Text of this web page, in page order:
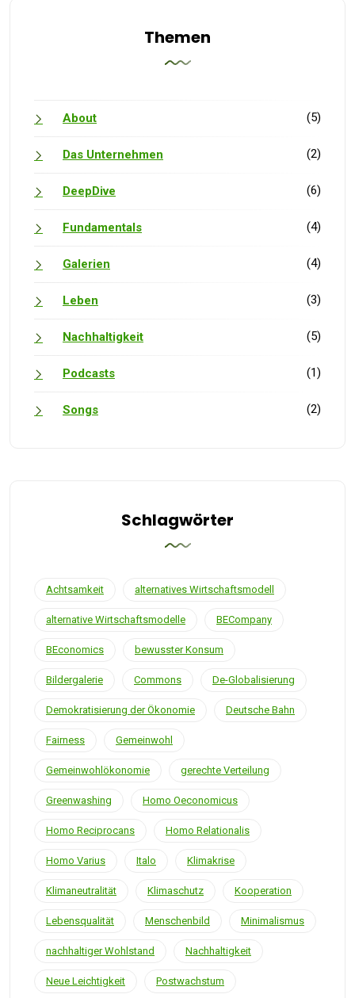
Themen
About (5)
Das Unternehmen (2)
DeepDive (6)
Fundamentals (4)
Galerien (4)
Leben (3)
Nachhaltigkeit (5)
Podcasts (1)
Songs (2)
Schlagwörter
Achtsamkeit alternatives Wirtschaftsmodell
alternative Wirtschaftsmodelle BECompany
BEconomics bewusster Konsum
Bildergalerie Commons De-Globalisierung
Demokratisierung der Ökonomie Deutsche Bahn
Fairness Gemeinwohl
Gemeinwohlökonomie gerechte Verteilung
Greenwashing Homo Oeconomicus
Homo Reciprocans Homo Relationalis
Homo Varius Italo Klimakrise
Klimaneutralität Klimaschutz Kooperation
Lebensqualität Menschenbild Minimalismus
nachhaltiger Wohlstand Nachhaltigkeit
Neue Leichtigkeit Postwachstum